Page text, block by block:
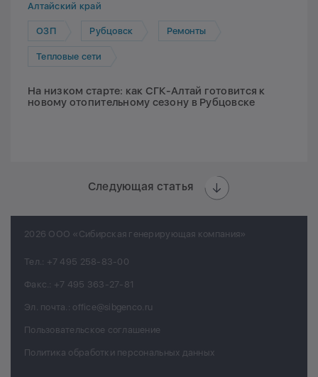
Алтайский край
ОЗП Рубцовск Ремонты
Тепловые сети
На низком старте: как СГК-Алтай готовится к
новому отопительному сезону в Рубцовске
Следующая статья
2026 ООО «Сибирская генерирующая компания»
Тел.: +7 495 258-83-00
Факс.: +7 495 363-27-81
Эл. почта.: office@sibgenco.ru
Пользовательское соглашение
Политика обработки персональных данных